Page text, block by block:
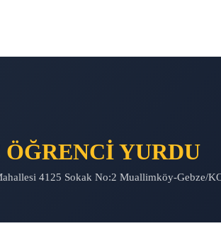
ÖĞRENCİ YURDU
4125 Sokak No:2 Muallimköy-Gebze/